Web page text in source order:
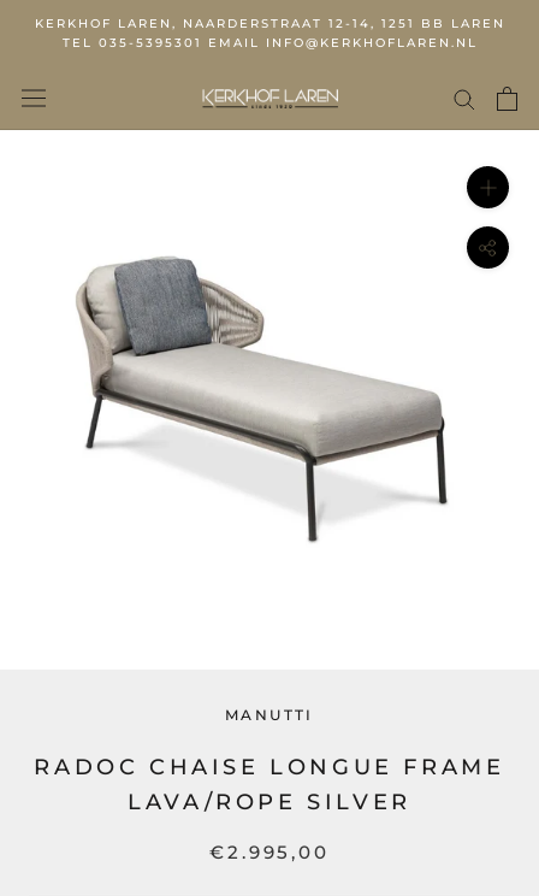
KERKHOF LAREN, NAARDERSTRAAT 12-14, 1251 BB LAREN
TEL 035-5395301 EMAIL INFO@KERKHOFLAREN.NL
MANUTTI
RADOC CHAISE LONGUE FRAME
LAVA/ROPE SILVER
€2.995,00